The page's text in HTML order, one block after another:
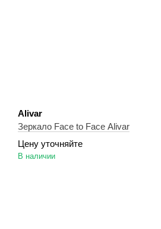
Alivar
Зеркало Face to Face Alivar
Цену уточняйте
В наличии